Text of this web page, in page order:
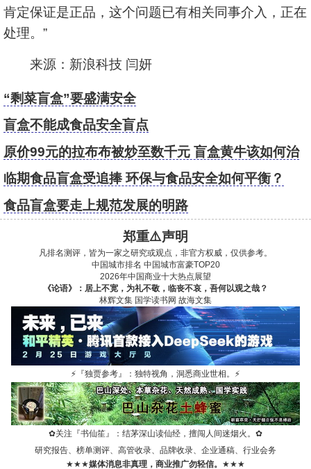
肯定保证是正品，这个问题已有相关同事介入，正在
处理。”
来源：新浪科技 闫妍
“剩菜盲盒”要盛满安全
盲盒不能成食品安全盲点
原价99元的拉布布被炒至数千元 盲盒黄牛该如何治
理
临期食品盲盒受追捧 环保与食品安全如何平衡？
食品盲盒要走上规范发展的明路
郑重⚠️声明
凡排名测评，皆为一家之研究或观点，非官方权威，仅供参考。
中国城市排名 中国城市富豪TOP20
2026年中国商业十大热点展望
《论语》：居上不宽，为礼不敬，临丧不哀，吾何以观之哉？
林辉文集 国学读书网 故海文集
⚡ 『独贾参考』：独特视角，洞悉商业世相。 ⚡
✿关注『书仙笙』：结茅深山读仙经，擅闯人间迷烟火。 ✿
研究报告、榜单测评、高管收录、品牌收录、企业通稿、行业会务
★★★媒体消息非真理，商业推广勿轻信。 ★★★